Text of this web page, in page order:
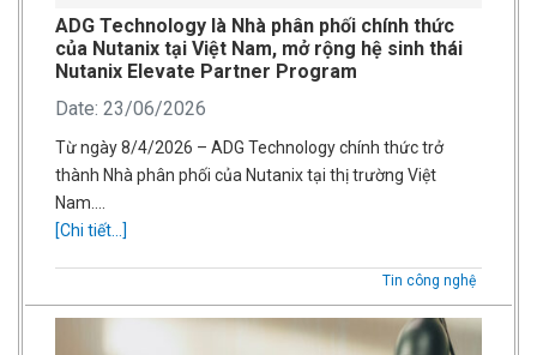
ADG Technology là Nhà phân phối chính thức
của Nutanix tại Việt Nam, mở rộng hệ sinh thái
Nutanix Elevate Partner Program
Date: 23/06/2026
Từ ngày 8/4/2026 – ADG Technology chính thức trở
thành Nhà phân phối của Nutanix tại thị trường Việt
Nam….
[Chi tiết...]
Tin công nghệ